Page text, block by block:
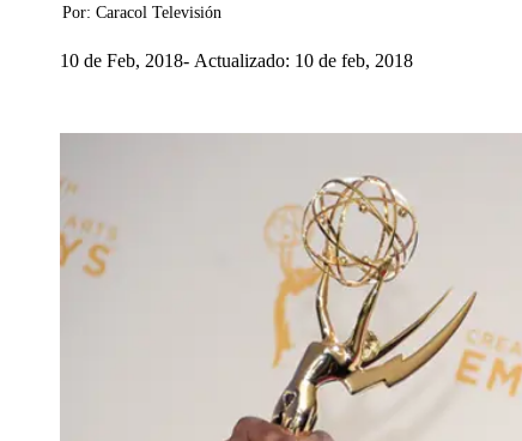
Por: Caracol Televisión
10 de Feb, 2018 Actualizado: 10 de feb, 2018